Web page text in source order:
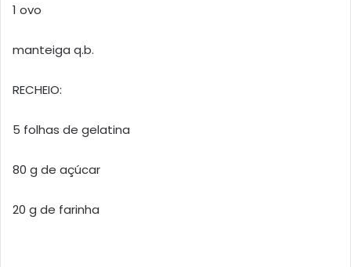
1 ovo
manteiga q.b.
RECHEIO:
5 folhas de gelatina
80 g de açúcar
20 g de farinha